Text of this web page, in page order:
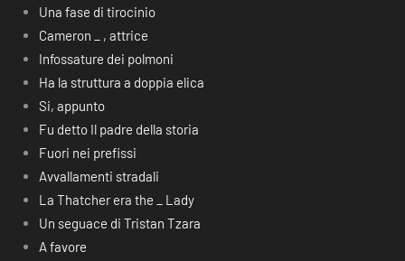
Una fase di tirocinio
Cameron _ , attrice
Infossature dei polmoni
Ha la struttura a doppia elica
Si, appunto
Fu detto Il padre della storia
Fuori nei prefissi
Avvallamenti stradali
La Thatcher era the _ Lady
Un seguace di Tristan Tzara
A favore